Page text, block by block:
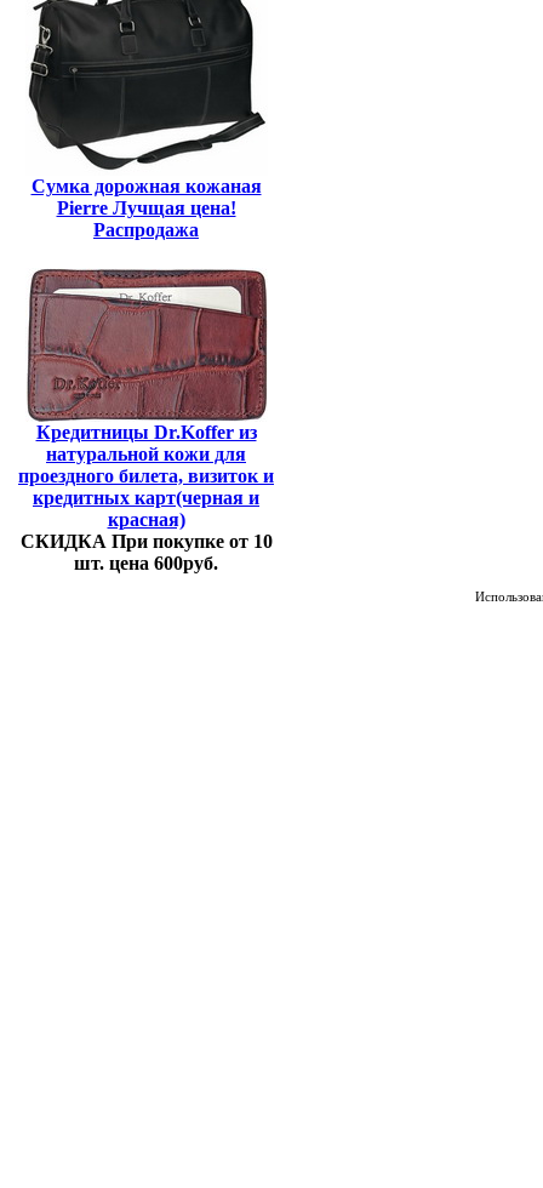
Сумка дорожная кожаная
Pierre Лучщая цена!
Распродажа
Кредитницы Dr.Koffer из
натуральной кожи для
проездного билета, визиток и
кредитных карт(черная и
красная)
СКИДКА При покупке от 10
шт. цена 600руб.